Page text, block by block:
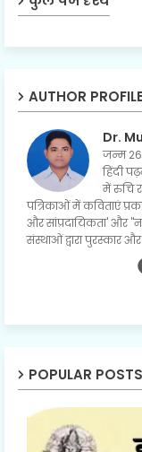
AUTHOR PROFILE
Dr.
जन्म 26
हिंदी
में रुचि
पत्रिकाओं में कविताएं
और सांप्रदायिकता' और
संस्थाओं द्वारा पुरस्कार और
POPULAR POSTS